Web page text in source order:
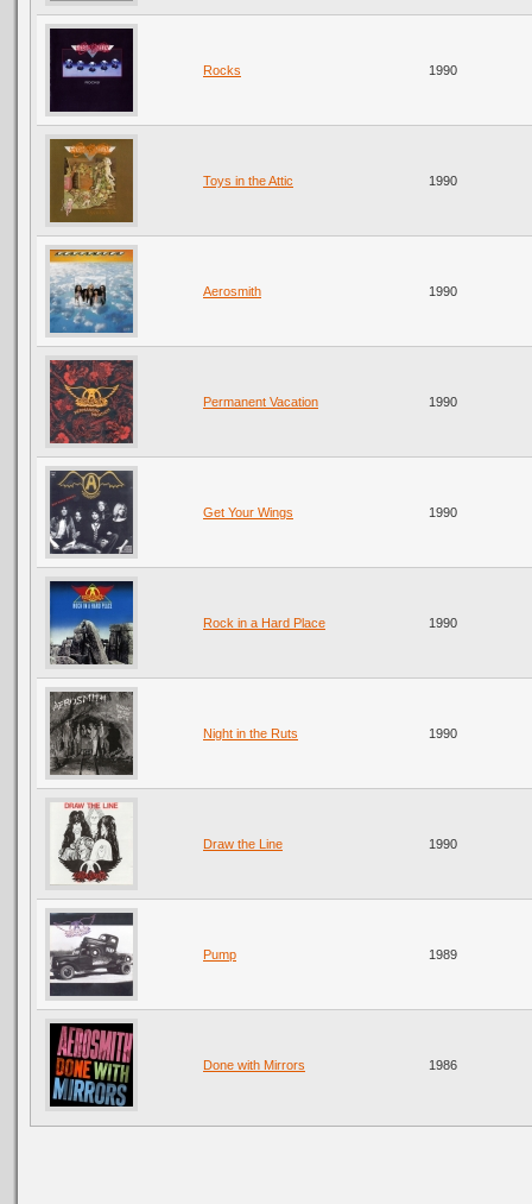
Rocks 1990
Toys in the Attic 1990
Aerosmith 1990
Permanent Vacation 1990
Get Your Wings 1990
Rock in a Hard Place 1990
Night in the Ruts 1990
Draw the Line 1990
Pump 1989
Done with Mirrors 1986